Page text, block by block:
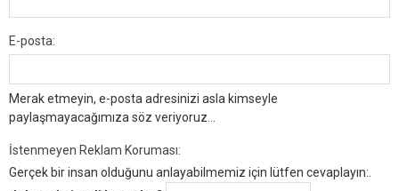
E-posta:
Merak etmeyin, e-posta adresinizi asla kimseyle
paylaşmayacağımıza söz veriyoruz...
İstenmeyen Reklam Koruması:
Gerçek bir insan olduğunu anlayabilmemiz için lütfen cevaplayın:.